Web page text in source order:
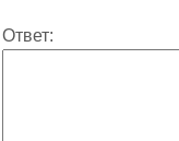
Ответ: